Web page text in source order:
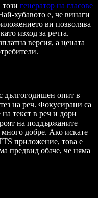
този генератор на гласове
хубавото е, че винаги
ви позволява
изход за речта.
версия, а цената
дългогодишен опит в
на реч. Фокусирани са
текст в реч и дори
на поддържаните
много добре. Ако искате
приложение, това е
предвид обаче, че няма